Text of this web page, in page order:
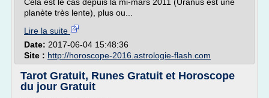
planète très lente), plus ou...
Lire la suite
Date: 2017-06-04 15:48:36
Site : http://horoscope-2016.astrologie-flash.com
Tarot Gratuit, Runes Gratuit et Horoscope
du jour Gratuit